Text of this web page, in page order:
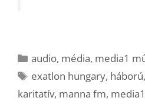
Kategória
audio, média, media1
Címkék
exatlon hungary, háború,
karitatív, manna fm, media1